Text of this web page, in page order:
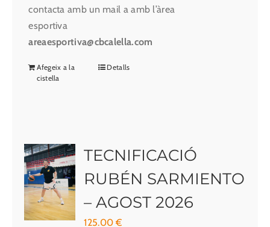
contacta amb un mail a amb l’àrea
esportiva
areaesportiva@cbcalella.com
Afegeix a la
cistella
Detalls
TECNIFICACIÓ
RUBÉN SARMIENTO
– AGOST 2026
125.00€